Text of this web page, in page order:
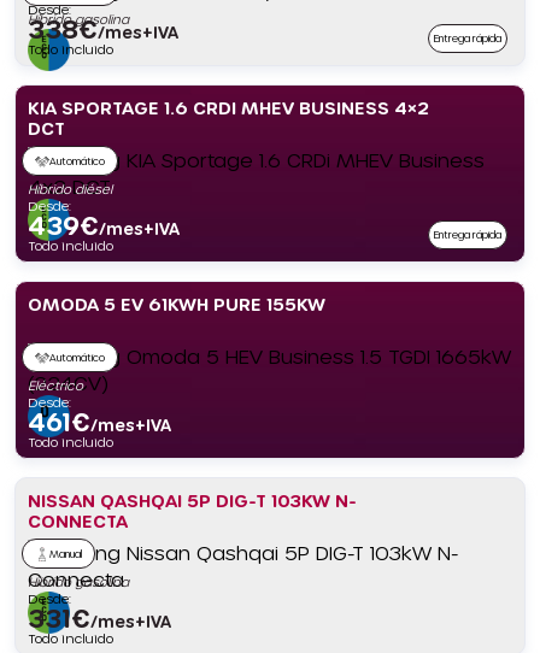
Híbrido gasolina
Desde:
338€/mes+IVA
Todo incluido
Entrega rápida
KIA SPORTAGE 1.6 CRDI MHEV BUSINESS 4×2
DCT
Automático
Híbrido diésel
Desde:
439€/mes+IVA
Todo incluido
Entrega rápida
OMODA 5 EV 61KWH PURE 155KW
Automático
Eléctrico
Desde:
461€/mes+IVA
Todo incluido
NISSAN QASHQAI 5P DIG-T 103KW N-
CONNECTA
Manual
Híbrido gasolina
Desde:
331€/mes+IVA
Todo incluido